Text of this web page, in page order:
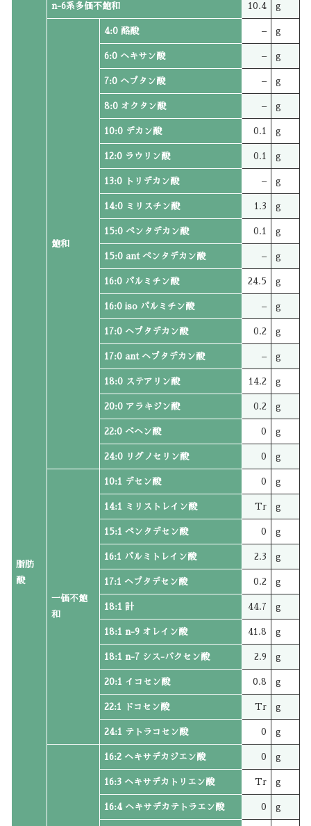
脂肪
酸
n-6系多価不飽和 10.4 g
飽和
4:0 酪酸 – g
6:0 ヘキサン酸 – g
7:0 ヘプタン酸 – g
8:0 オクタン酸 – g
10:0 デカン酸 0.1 g
12:0 ラウリン酸 0.1 g
13:0 トリデカン酸 – g
14:0 ミリスチン酸 1.3 g
15:0 ペンタデカン酸 0.1 g
15:0 ant ペンタデカン酸 – g
16:0 パルミチン酸 24.5 g
16:0 iso パルミチン酸 – g
17:0 ヘプタデカン酸 0.2 g
17:0 ant ヘプタデカン酸 – g
18:0 ステアリン酸 14.2 g
20:0 アラキジン酸 0.2 g
22:0 ベヘン酸 0 g
24:0 リグノセリン酸 0 g
一価不飽
和
10:1 デセン酸 0 g
14:1 ミリストレイン酸 Tr g
15:1 ペンタデセン酸 0 g
16:1 パルミトレイン酸 2.3 g
17:1 ヘプタデセン酸 0.2 g
18:1 計 44.7 g
18:1 n-9 オレイン酸 41.8 g
18:1 n-7 シス-バクセン酸 2.9 g
20:1 イコセン酸 0.8 g
22:1 ドコセン酸 Tr g
24:1 テトラコセン酸 0 g
16:2 ヘキサデカジエン酸 0 g
16:3 ヘキサデカトリエン酸 Tr g
16:4 ヘキサデカテトラエン酸 0 g